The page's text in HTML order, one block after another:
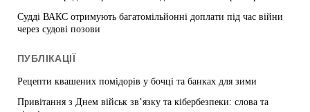
Судді ВАКС отримують багатомільйонні доплати під час війни
через судові позови
ПУБЛІКАЦІЇ
Рецепти квашених помідорів у бочці та банках для зими
Привітання з Днем військ зв’язку та кібербезпеки: слова та